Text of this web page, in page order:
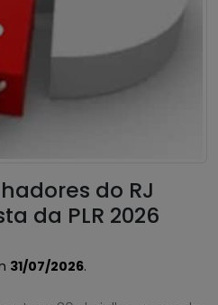
do RJ
da PLR 2026
31/07/2026.